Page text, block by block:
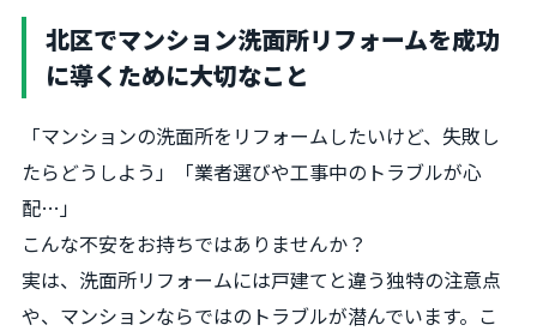
北区でマンション洗面所リフォームを成功
に導くために大切なこと
「マンションの洗面所をリフォームしたいけど、失敗し
たらどうしよう」「業者選びや工事中のトラブルが心
配…」
こんな不安をお持ちではありませんか？
実は、洗面所リフォームには戸建てと違う独特の注意点
や、マンションならではのトラブルが潜んでいます。こ